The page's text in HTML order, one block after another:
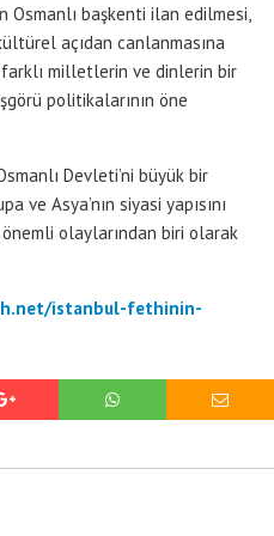
Osmanlı başkenti ilan edilmesi,
açıdan canlanmasına
farklı milletlerin ve dinlerin bir
politikalarının öne
Devleti’ni büyük bir
ve Asya’nın siyasi yapısını
olaylarından biri olarak
istanbul-fethinin-